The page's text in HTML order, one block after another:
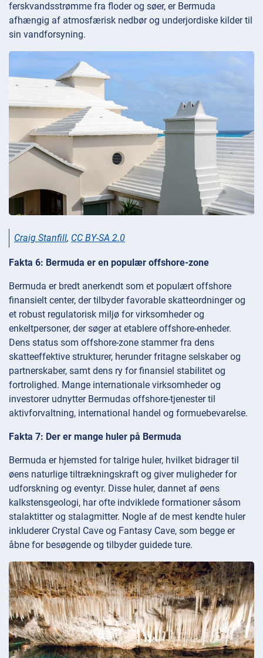
ferskvandsstrømme fra floder og søer, er Bermuda
afhængig af atmosfærisk nedbør og underjordiske kilder til
sin vandforsyning.
Craig Stanfill, CC BY-SA 2.0
Fakta 6: Bermuda er en populær offshore-zone
Bermuda er bredt anerkendt som et populært offshore
finansielt center, der tilbyder favorable skatteordninger og
et robust regulatorisk miljø for virksomheder og
enkeltpersoner, der søger at etablere offshore-enheder.
Dens status som offshore-zone stammer fra dens
skatteeffektive strukturer, herunder fritagne selskaber og
partnerskaber, samt dens ry for finansiel stabilitet og
fortrolighed. Mange internationale virksomheder og
investorer udnytter Bermudas offshore-tjenester til
aktivforvaltning, international handel og formuebevarelse.
Fakta 7: Der er mange huler på Bermuda
Bermuda er hjemsted for talrige huler, hvilket bidrager til
øens naturlige tiltrækningskraft og giver muligheder for
udforskning og eventyr. Disse huler, dannet af øens
kalkstensgeologi, har ofte indviklede formationer såsom
stalaktitter og stalagmitter. Nogle af de mest kendte huler
inkluderer Crystal Cave og Fantasy Cave, som begge er
åbne for besøgende og tilbyder guidede ture.